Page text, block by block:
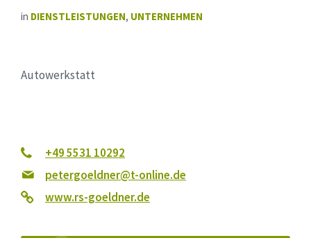
in DIENSTLEISTUNGEN, UNTERNEHMEN
Autowerkstatt
+49 5531 10292
petergoeldner@t-online.de
www.rs-goeldner.de